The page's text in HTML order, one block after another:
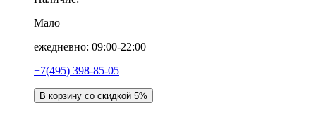
Мало
ежедневно: 09:00-22:00
+7(495) 398-85-05
В корзину со скидкой 5%